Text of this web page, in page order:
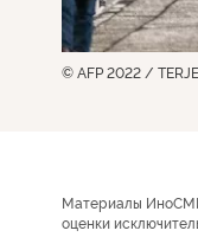
© AFP 2022 / TERJE
Материалы
оценки